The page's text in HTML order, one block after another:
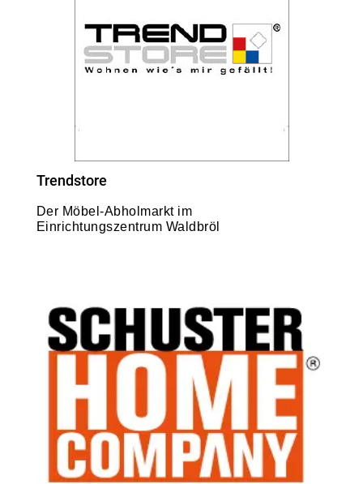
Trendstore
Der Möbel-Abholmarkt im
Einrichtungszentrum Waldbröl